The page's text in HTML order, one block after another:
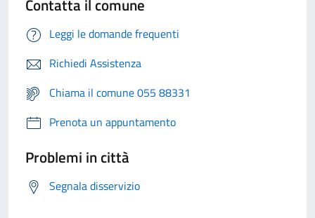
Contatta il comune
Leggi le domande frequenti
Richiedi Assistenza
Chiama il comune 055 88331
Prenota un appuntamento
Problemi in città
Segnala disservizio